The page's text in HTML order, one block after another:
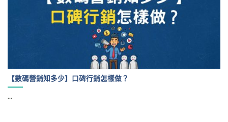
【數碼營銷知多少】口碑行銷怎樣做？
...